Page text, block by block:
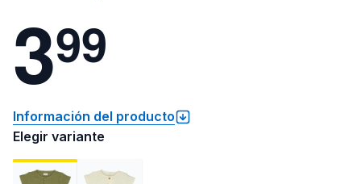
399
Información del producto
Elegir variante